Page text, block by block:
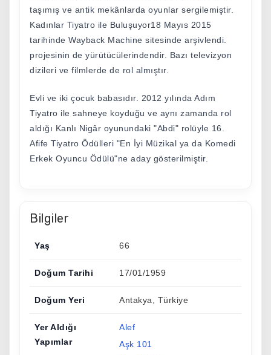
taşımış ve antik mekânlarda oyunlar sergilemiştir.
Kadınlar Tiyatro ile Buluşuyor18 Mayıs 2015
tarihinde Wayback Machine sitesinde arşivlendi.
projesinin de yürütücülerindendir. Bazı televizyon
dizileri ve filmlerde de rol almıştır.
Evli ve iki çocuk babasıdır. 2012 yılında Adım
Tiyatro ile sahneye koyduğu ve aynı zamanda rol
aldığı Kanlı Nigâr oyunundaki "Abdi" rolüyle 16.
Afife Tiyatro Ödülleri "En İyi Müzikal ya da Komedi
Erkek Oyuncu Ödülü"ne aday gösterilmiştir.
Bilgiler
Yaş 66
Doğum Tarihi 17/01/1959
Doğum Yeri Antakya, Türkiye
Yer Aldığı
Yapımlar
Alef
Aşk 101